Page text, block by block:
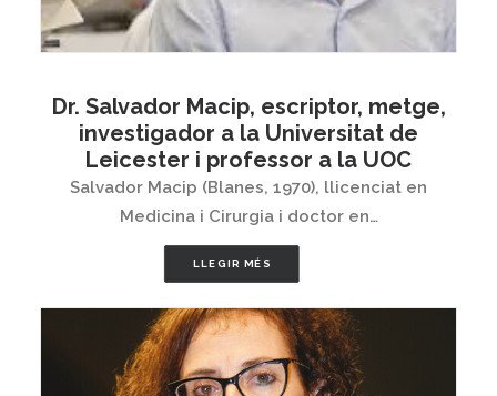
Dr. Salvador Macip, escriptor, metge,
investigador a la Universitat de
Leicester i professor a la UOC
Salvador Macip (Blanes, 1970), llicenciat en
Medicina i Cirurgia i doctor en…
LLEGIR MÉS